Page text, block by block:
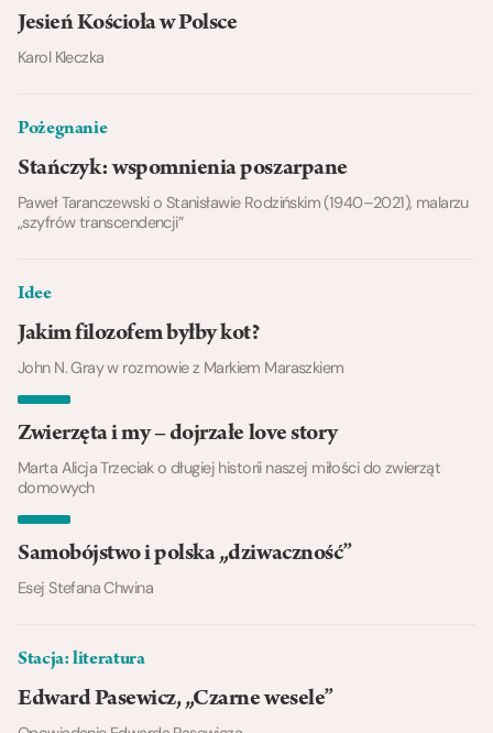
Jesień Kościoła w Polsce
Karol Kleczka
Pożegnanie
Stańczyk: wspomnienia poszarpane
Paweł Taranczewski o Stanisławie Rodzińskim (1940–2021), malarzu
„szyfrów transcendencji”
Idee
Jakim filozofem byłby kot?
John N. Gray w rozmowie z Markiem Maraszkiem
Zwierzęta i my – dojrzałe love story
Marta Alicja Trzeciak o długiej historii naszej miłości do zwierząt
domowych
Samobójstwo i polska „dziwaczność”
Esej Stefana Chwina
Stacja: literatura
Edward Pasewicz, „Czarne wesele”